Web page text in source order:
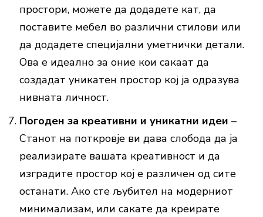
простори, можете да додадете кат, да
поставите мебел во различни стилови или
да додадете специјални уметнички детали.
Ова е идеално за оние кои сакаат да
создадат уникатен простор кој ја одразува
нивната личност.
Погоден за креативни и уникатни идеи –
Станот на поткровје ви дава слобода да ја
реализирате вашата креативност и да
изградите простор кој е различен од сите
останати. Ако сте љубител на модерниот
минимализам, или сакате да креирате